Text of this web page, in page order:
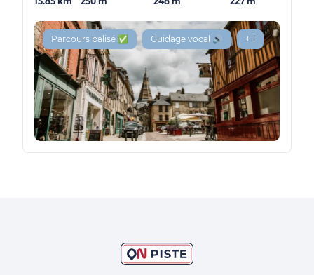
Parcours balisé ✅ Guidage vocal 🔊 + 1